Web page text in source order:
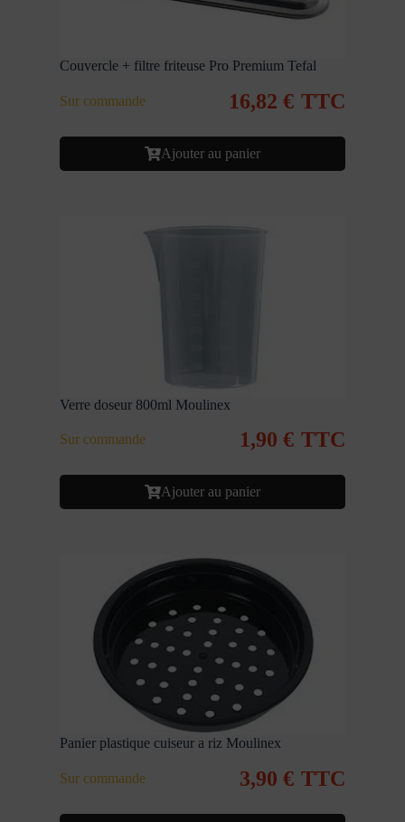
Couvercle + filtre friteuse Pro Premium Tefal
Sur commande 16,82 € TTC
Ajouter au panier
Verre doseur 800ml Moulinex
Sur commande 1,90 € TTC
Ajouter au panier
Panier plastique cuiseur a riz Moulinex
Sur commande 3,90 € TTC